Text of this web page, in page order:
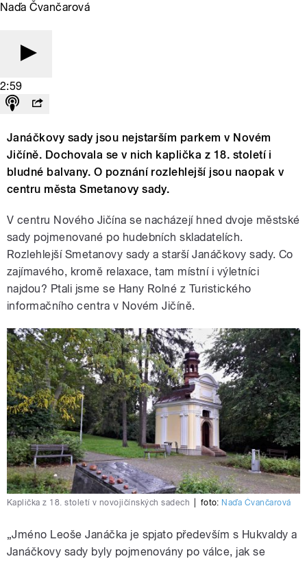
Naďa Čvančarová
2:59
Janáčkovy sady jsou nejstarším parkem v Novém
Jičíně. Dochovala se v nich kaplička z 18. století i
bludné balvany. O poznání rozlehlejší jsou naopak v
centru města Smetanovy sady.
V centru Nového Jičína se nacházejí hned dvoje městské
sady pojmenované po hudebních skladatelích.
Rozlehlejší Smetanovy sady a starší Janáčkovy sady. Co
zajímavého, kromě relaxace, tam místní i výletníci
najdou? Ptali jsme se Hany Rolné z Turistického
informačního centra v Novém Jičíně.
Kaplička z 18. století v novojičínských sadech foto: Naďa Čvančarová
„Jméno Leoše Janáčka je spjato především s Hukvaldy a
Janáčkovy sady byly pojmenovány po válce, jak se